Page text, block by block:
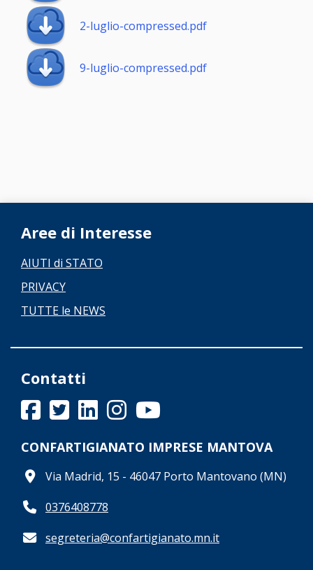
2-luglio-compressed.pdf
9-luglio-compressed.pdf
Aree di Interesse
AIUTI di STATO
PRIVACY
TUTTE le NEWS
Contatti
CONFARTIGIANATO IMPRESE MANTOVA
Via Madrid, 15 - 46047 Porto Mantovano (MN)
0376408778
segreteria@confartigianato.mn.it